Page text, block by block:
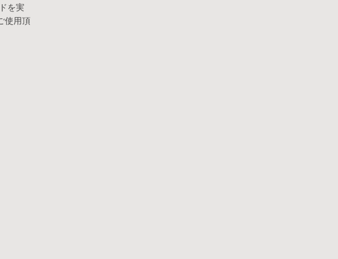
を実
使用頂